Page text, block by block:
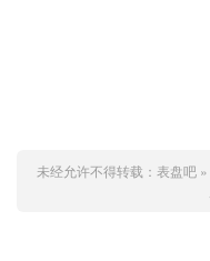
未经允许不得转载： 表盘吧 »